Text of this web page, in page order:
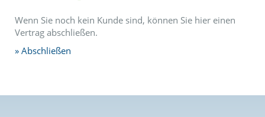
Wenn Sie noch kein Kunde sind, können Sie hier einen
Vertrag abschließen.
Abschließen